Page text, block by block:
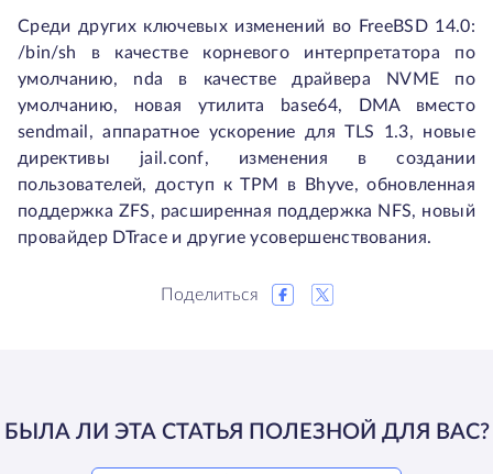
Среди других ключевых изменений во FreeBSD 14.0:
/bin/sh в качестве корневого интерпретатора по
умолчанию, nda в качестве драйвера NVME по
умолчанию, новая утилита base64, DMA вместо
sendmail, аппаратное ускорение для TLS 1.3, новые
директивы jail.conf, изменения в создании
пользователей, доступ к TPM в Bhyve, обновленная
поддержка ZFS, расширенная поддержка NFS, новый
провайдер DTrace и другие усовершенствования.
Поделиться
БЫЛА ЛИ ЭТА СТАТЬЯ ПОЛЕЗНОЙ ДЛЯ ВАС?